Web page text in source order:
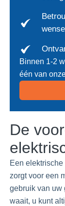
Binnen 1-2
één van
De
Een
zorgt voor een
gebruik van uw
waait, u kunt